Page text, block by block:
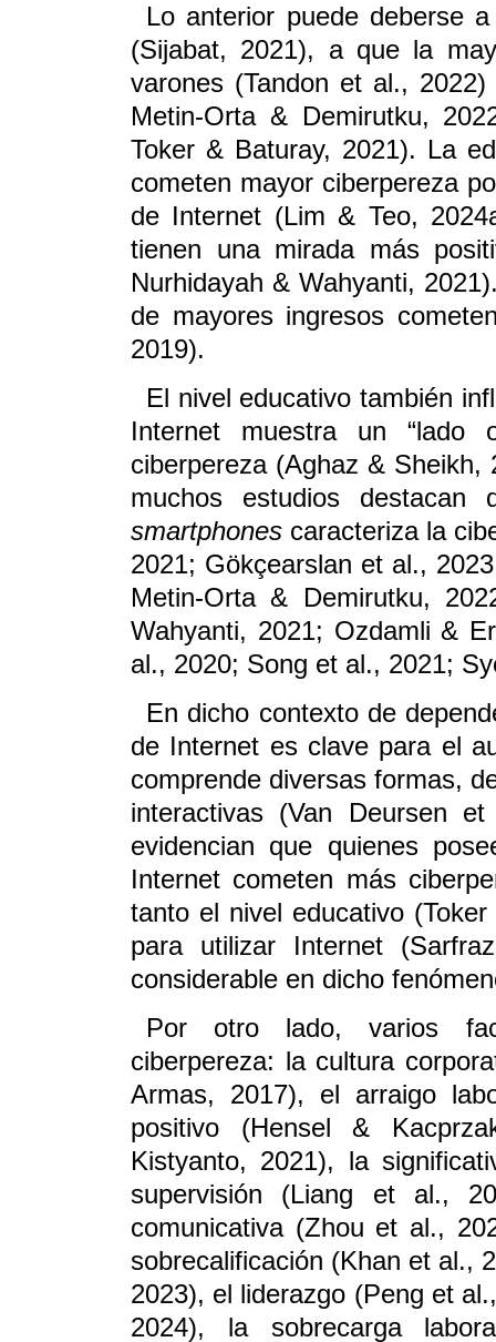
Lo anterior puede deberse
(Sijabat, 2021), a que la
varones (Tandon et al.,
Metin-Orta & Demirutku,
Toker & Baturay, 2021). La
cometen mayor ciberpereza
de Internet (Lim & Teo,
tienen una mirada más
Nurhidayah & Wahyanti,
de mayores ingresos
2019).
El nivel educativo también
Internet muestra un “lado
ciberpereza (Aghaz &
muchos estudios
smartphones caracteriza la
2021; Gökçearslan et al.,
Metin-Orta & Demirutku,
Wahyanti, 2021; Ozdamli &
al., 2020; Song et al., 2021;
En dicho contexto de
de Internet es clave para el
comprende diversas formas,
interactivas (Van Deursen
evidencian que quienes
Internet cometen más
tanto el nivel educativo
para utilizar Internet
considerable en dicho
Por otro lado, varios
ciberpereza: la cultura
Armas, 2017), el arraigo
positivo (Hensel &
Kistyanto, 2021), la
supervisión (Liang et al.,
comunicativa (Zhou et al.,
sobrecalificación (Khan et al.,
2023), el liderazgo (Peng et
2024), la sobrecarga